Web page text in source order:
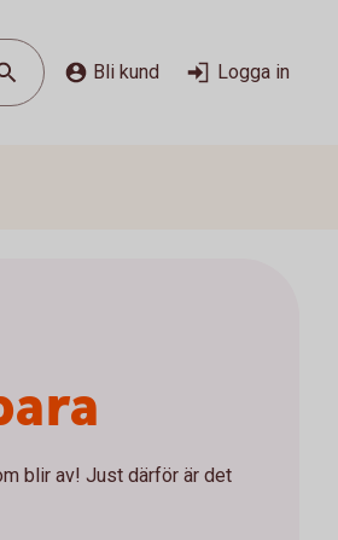
Bli kund Logga in
blir av! Just därför är det